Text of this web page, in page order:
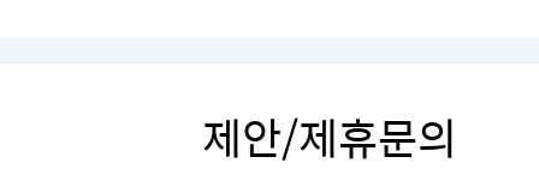
제안/제휴문의